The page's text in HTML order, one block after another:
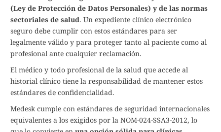
(Ley de Protección de Datos Personales) y de las normas
sectoriales de salud. Un expediente clínico electrónico
seguro debe cumplir con estos estándares para ser
legalmente válido y para proteger tanto al paciente como al
profesional ante cualquier reclamación.
El médico y todo profesional de la salud que accede al
historial clínico tiene la responsabilidad de mantener estos
estándares de confidencialidad.
Medesk cumple con estándares de seguridad internacionales
equivalentes a los exigidos por la NOM-024-SSA3-2012, lo